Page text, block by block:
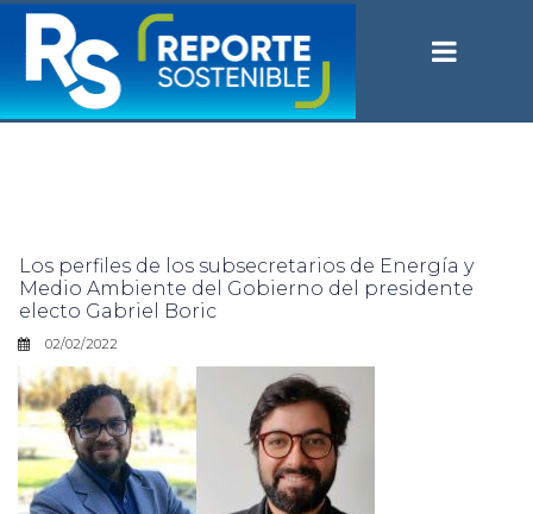
Los perfiles de los subsecretarios de Energía y
Medio Ambiente del Gobierno del presidente
electo Gabriel Boric
02/02/2022